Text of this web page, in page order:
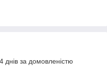
за домовленістю